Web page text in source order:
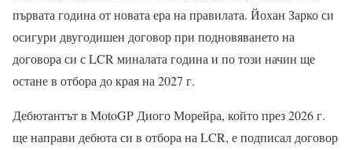
първата година от новата ера на правилата. Йохан Зарко си
осигури двугодишен договор при подновяването на
договора си с LCR миналата година и по този начин ще
остане в отбора до края на 2027 г.
Дебютантът в MotoGP Диого Морейра, който през 2026 г.
ще направи дебюта си в отбора на LCR, е подписал договор